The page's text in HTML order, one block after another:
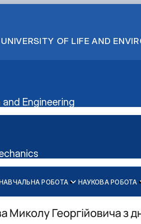
OF LIFE AND
Engineering
РОБОТА
навчальних дисциплін
НАУКОВА РОБОТА
програма "Машинобудування"
(робочі програми) ОПП
Миколу Георгійовича з